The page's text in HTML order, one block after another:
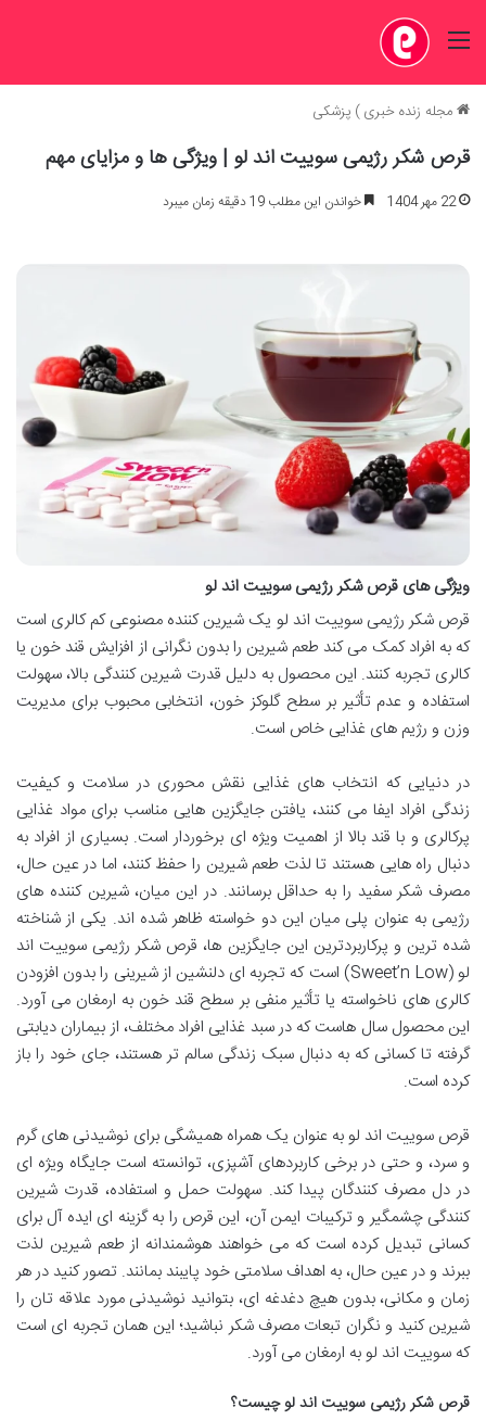
منو
مجله زنده خبری) پزشکی
قرص شکر رژیمی سوییت اند لو | ویژگی ها و مزایای مهم
22 مهر 1404 خواندن این مطلب 19 دقیقه زمان میبرد
ویژگی های قرص شکر رژیمی سوییت اند لو
قرص شکر رژیمی سوییت اند لو یک شیرین کننده مصنوعی کم کالری است
که به افراد کمک می کند طعم شیرین را بدون نگرانی از افزایش قند خون یا
کالری تجربه کنند. این محصول به دلیل قدرت شیرین کنندگی بالا، سهولت
استفاده و عدم تأثیر بر سطح گلوکز خون، انتخابی محبوب برای مدیریت
وزن و رژیم های غذایی خاص است.
در دنیایی که انتخاب های غذایی نقش محوری در سلامت و کیفیت
زندگی افراد ایفا می کنند، یافتن جایگزین هایی مناسب برای مواد غذایی
پرکالری و با قند بالا از اهمیت ویژه ای برخوردار است. بسیاری از افراد به
دنبال راه هایی هستند تا لذت طعم شیرین را حفظ کنند، اما در عین حال،
مصرف شکر سفید را به حداقل برسانند. در این میان، شیرین کننده های
رژیمی به عنوان پلی میان این دو خواسته ظاهر شده اند. یکی از شناخته
شده ترین و پرکاربردترین این جایگزین ها، قرص شکر رژیمی سوییت اند
لو (Sweet’n Low) است که تجربه ای دلنشین از شیرینی را بدون افزودن
کالری های ناخواسته یا تأثیر منفی بر سطح قند خون به ارمغان می آورد.
این محصول سال هاست که در سبد غذایی افراد مختلف، از بیماران دیابتی
گرفته تا کسانی که به دنبال سبک زندگی سالم تر هستند، جای خود را باز
کرده است.
قرص سوییت اند لو به عنوان یک همراه همیشگی برای نوشیدنی های گرم
و سرد، و حتی در برخی کاربردهای آشپزی، توانسته است جایگاه ویژه ای
در دل مصرف کنندگان پیدا کند. سهولت حمل و استفاده، قدرت شیرین
کنندگی چشمگیر و ترکیبات ایمن آن، این قرص را به گزینه ای ایده آل برای
کسانی تبدیل کرده است که می خواهند هوشمندانه از طعم شیرین لذت
ببرند و در عین حال، به اهداف سلامتی خود پایبند بمانند. تصور کنید در هر
زمان و مکانی، بدون هیچ دغدغه ای، بتوانید نوشیدنی مورد علاقه تان را
شیرین کنید و نگران تبعات مصرف شکر نباشید؛ این همان تجربه ای است
که سوییت اند لو به ارمغان می آورد.
قرص شکر رژیمی سوییت اند لو چیست؟